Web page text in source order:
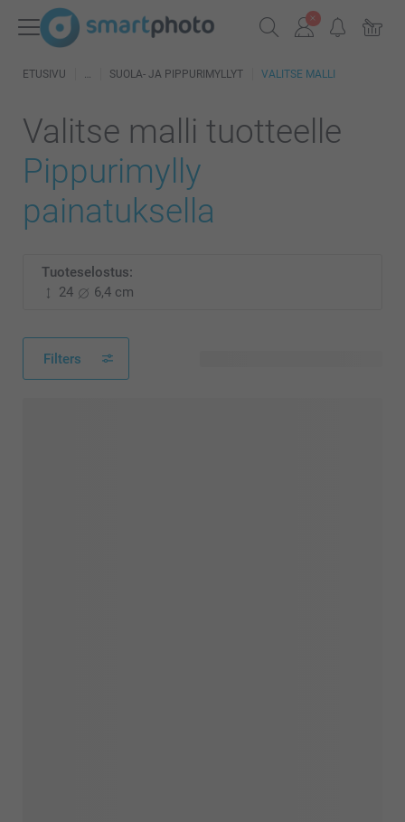
ETUSIVU SUOLA- JA PIPPURIMYLLYT VALITSE MALLI
Valitse malli tuotteelle
Pippurimylly
painatuksella
Tuoteselostus:
24
6,4 cm
Filters